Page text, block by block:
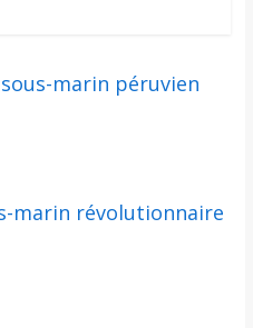
marin péruvien
marin révolutionnaire